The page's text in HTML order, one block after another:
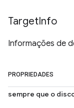
TargetInfo
Informações de
PROPRIEDADES
sempre que o